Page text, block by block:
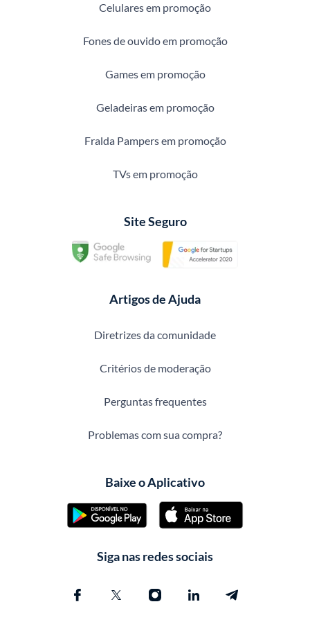
Celulares em promoção
Fones de ouvido em promoção
Games em promoção
Geladeiras em promoção
Fralda Pampers em promoção
TVs em promoção
Site Seguro
Artigos de Ajuda
Diretrizes da comunidade
Critérios de moderação
Perguntas frequentes
Problemas com sua compra?
Baixe o Aplicativo
Siga nas redes sociais